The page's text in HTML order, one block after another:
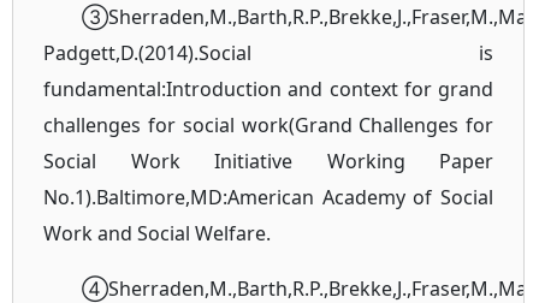
Padgett,D.(2014).Social is
fundamental:Introduction and context for grand
challenges for social work(Grand Challenges for
Social Work Initiative Working Paper
No.1).Baltimore,MD:American Academy of Social
Work and Social Welfare.